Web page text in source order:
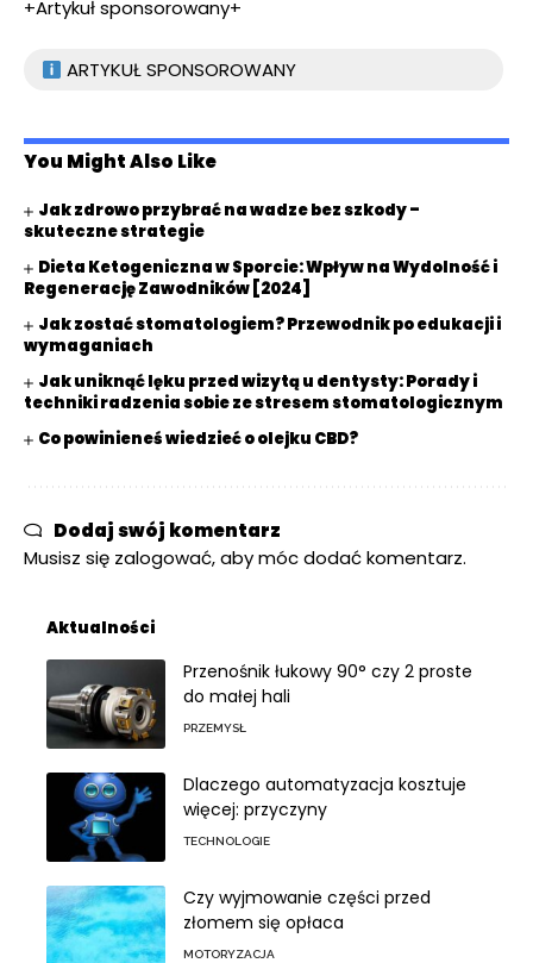
+Artykuł sponsorowany+
ARTYKUŁ SPONSOROWANY
You Might Also Like
Jak zdrowo przybrać na wadze bez szkody –
skuteczne strategie
Dieta Ketogeniczna w Sporcie: Wpływ na Wydolność i
Regenerację Zawodników [2024]
Jak zostać stomatologiem? Przewodnik po edukacji i
wymaganiach
Jak uniknąć lęku przed wizytą u dentysty: Porady i
techniki radzenia sobie ze stresem stomatologicznym
Co powinieneś wiedzieć o olejku CBD?
Dodaj swój komentarz
Musisz się zalogować, aby móc dodać komentarz.
Aktualności
Przenośnik łukowy 90° czy 2 proste
do małej hali
PRZEMYSŁ
Dlaczego automatyzacja kosztuje
więcej: przyczyny
TECHNOLOGIE
Czy wyjmowanie części przed
złomem się opłaca
MOTORYZACJA